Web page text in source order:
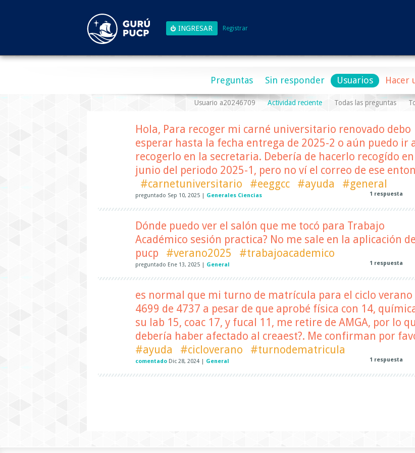
Registrar
Preguntas Sin responder Usuarios Hacer
Usuario a20246709 Actividad reciente Todas las preguntas
Hola, Para recoger mi carné universitario renovado debo
esperar hasta la fecha entrega de 2025-2 o aún puedo ir
recogerlo en la secretaria. Debería de hacerlo recogído en
junio del periodo 2025-1, pero no ví el correo de ese
#carnetuniversitario
#eeggcc #ayuda #general
preguntado Sep 10, 2025 Generales Ciencias 1 respuesta
Dónde puedo ver el salón que me tocó para Trabajo
Académico sesión practica? No me sale en la aplicación
pucp
#verano2025 #trabajoacademico
preguntado Ene 13, 2025 General 1 respuesta
es normal que mi turno de matrícula para el ciclo verano
4699 de 4737 a pesar de que aprobé física con 14,
su lab 15, coac 17, y fucal 11, me retire de AMGA, por lo
debería haber afectado al creaest?. Me confirman por
#ayuda
#cicloverano #turnodematricula
comentado Dic 28, 2024 General 1 respuesta